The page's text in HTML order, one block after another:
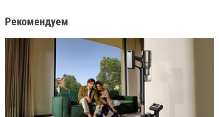
Рекомендуем